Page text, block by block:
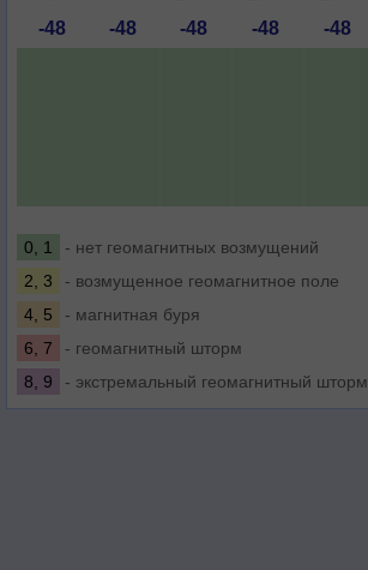
-48 -48 -48 -48 -48
0, 1
- нет геомагнитных возмущений
2, 3
- возмущенное геомагнитное поле
4, 5
- магнитная буря
6, 7
- геомагнитный шторм
8, 9
- экстремальный геомагнитный шторм